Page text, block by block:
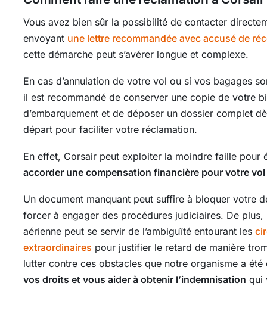
Vous avez bien sûr la possibilité de contacter
envoyant une lettre recommandée avec accusé de
cette démarche peut s’avérer longue et complexe.
En cas d’annulation de votre vol ou si vos bagages
il est recommandé de conserver une copie de votre
d’embarquement et de déposer un dossier complet
départ pour faciliter votre réclamation.
En effet, Corsair peut exploiter la moindre faille pour
accorder une compensation financière pour votre
Un document manquant peut suffire à bloquer votre
forcer à engager des procédures judiciaires. De plus,
aérienne peut se servir de l’ambiguïté entourant les
extraordinaires pour justifier le retard de manière
lutter contre ces obstacles que notre organisme a
vos droits et vous aider à obtenir l’indemnisation qui